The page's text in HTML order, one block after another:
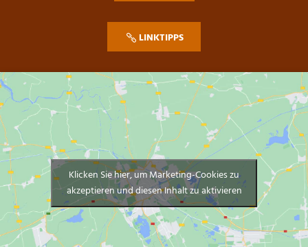
LINKTIPPS
Klicken Sie hier, um Marketing-Cookies zu
akzeptieren und diesen Inhalt zu aktivieren